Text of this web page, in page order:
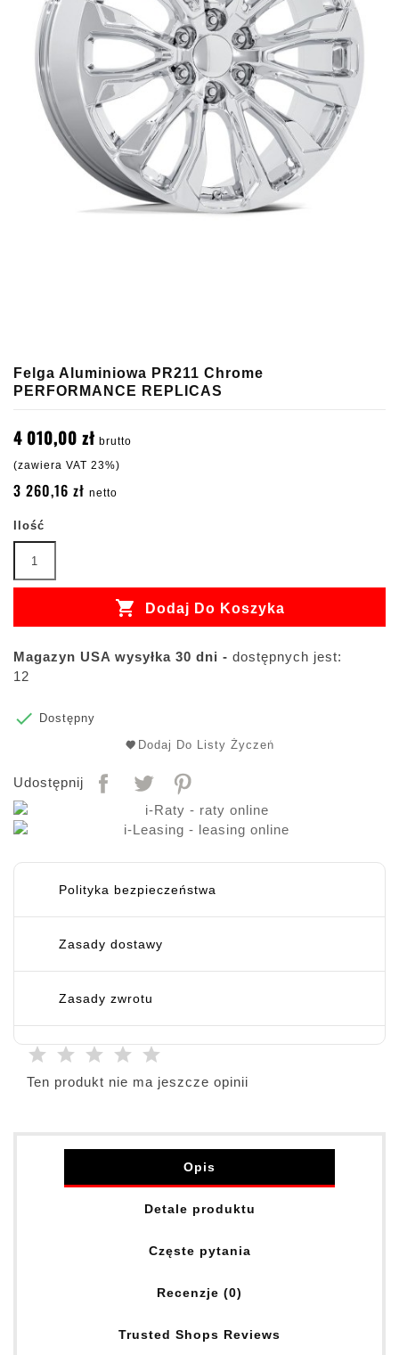
Felga Aluminiowa PR211 Chrome
PERFORMANCE REPLICAS
4 010,00 zł brutto
(zawiera VAT 23%)
3 260,16 zł netto
Ilość
 Dodaj Do Koszyka
Magazyn USA wysyłka 30 dni - dostępnych jest:
12

Dostępny
Dodaj Do Listy Życzeń
Udostępnij
Polityka bezpieczeństwa
Zasady dostawy
Zasady zwrotu
Ten produkt nie ma jeszcze opinii
Opis
Detale produktu
Częste pytania
Recenzje (0)
Trusted Shops Reviews